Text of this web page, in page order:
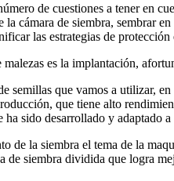
de cuestiones a tener en
cámara de siembra, sembrar
las estrategias de protección
es la implantación,
semillas que vamos a utilizar,
que tiene alto
sido desarrollado y adaptado
de la siembra el tema de la
de siembra dividida que logra